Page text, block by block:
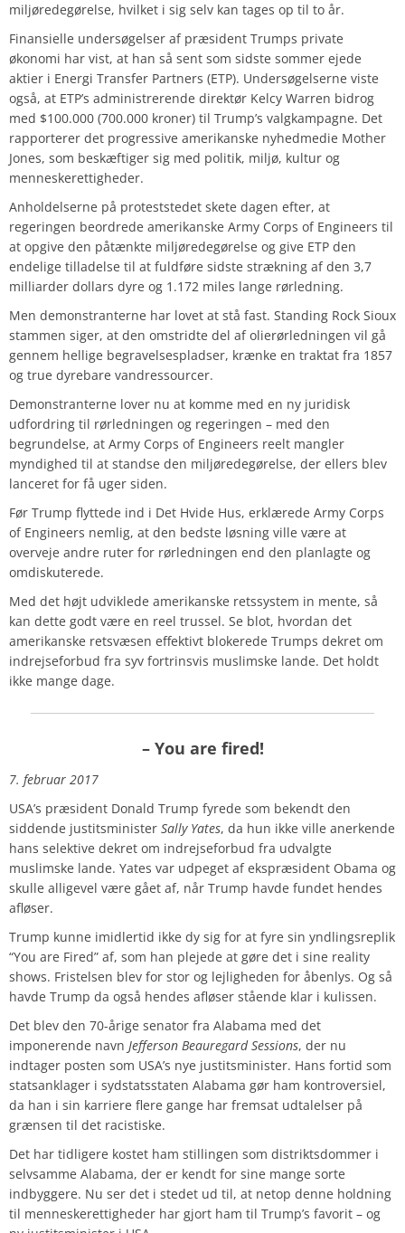
miljøredegørelse, hvilket i sig selv kan tages op til to år.
Finansielle undersøgelser af præsident Trumps private
økonomi har vist, at han så sent som sidste sommer ejede
aktier i Energi Transfer Partners (ETP). Undersøgelserne viste
også, at ETP’s administrerende direktør Kelcy Warren bidrog
med $100.000 (700.000 kroner) til Trump’s valgkampagne. Det
rapporterer det progressive amerikanske nyhedmedie Mother
Jones, som beskæftiger sig med politik, miljø, kultur og
menneskerettigheder.
Anholdelserne på proteststedet skete dagen efter, at
regeringen beordrede amerikanske Army Corps of Engineers til
at opgive den påtænkte miljøredegørelse og give ETP den
endelige tilladelse til at fuldføre sidste strækning af den 3,7
milliarder dollars dyre og 1.172 miles lange rørledning.
Men demonstranterne har lovet at stå fast. Standing Rock Sioux
stammen siger, at den omstridte del af olierørledningen vil gå
gennem hellige begravelsespladser, krænke en traktat fra 1857
og true dyrebare vandressourcer.
Demonstranterne lover nu at komme med en ny juridisk
udfordring til rørledningen og regeringen – med den
begrundelse, at Army Corps of Engineers reelt mangler
myndighed til at standse den miljøredegørelse, der ellers blev
lanceret for få uger siden.
Før Trump flyttede ind i Det Hvide Hus, erklærede Army Corps
of Engineers nemlig, at den bedste løsning ville være at
overveje andre ruter for rørledningen end den planlagte og
omdiskuterede.
Med det højt udviklede amerikanske retssystem in mente, så
kan dette godt være en reel trussel. Se blot, hvordan det
amerikanske retsvæsen effektivt blokerede Trumps dekret om
indrejseforbud fra syv fortrinsvis muslimske lande. Det holdt
ikke mange dage.
– You are fired!
7. februar 2017
USA’s præsident Donald Trump fyrede som bekendt den
siddende justitsminister Sally Yates, da hun ikke ville anerkende
hans selektive dekret om indrejseforbud fra udvalgte
muslimske lande. Yates var udpeget af ekspræsident Obama og
skulle alligevel være gået af, når Trump havde fundet hendes
afløser.
Trump kunne imidlertid ikke dy sig for at fyre sin yndlingsreplik
“You are Fired” af, som han plejede at gøre det i sine reality
shows. Fristelsen blev for stor og lejligheden for åbenlys. Og så
havde Trump da også hendes afløser stående klar i kulissen.
Det blev den 70-årige senator fra Alabama med det
imponerende navn Jefferson Beauregard Sessions, der nu
indtager posten som USA’s nye justitsminister. Hans fortid som
statsanklager i sydstatsstaten Alabama gør ham kontroversiel,
da han i sin karriere flere gange har fremsat udtalelser på
grænsen til det racistiske.
Det har tidligere kostet ham stillingen som distriktsdommer i
selvsamme Alabama, der er kendt for sine mange sorte
indbyggere. Nu ser det i stedet ud til, at netop denne holdning
til menneskerettigheder har gjort ham til Trump’s favorit – og